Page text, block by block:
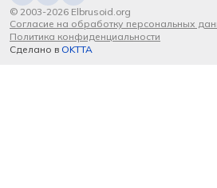
© 2003-2026 Elbrusoid.org
Согласие на обработку персональных
Политика конфиденциальности
Сделано в OKTTA